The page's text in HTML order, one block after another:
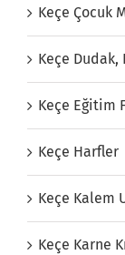
Keçe Çocuk
Keçe Dudak,
Keçe Eğitim
Keçe Harfler
Keçe Kalem
Keçe Karne